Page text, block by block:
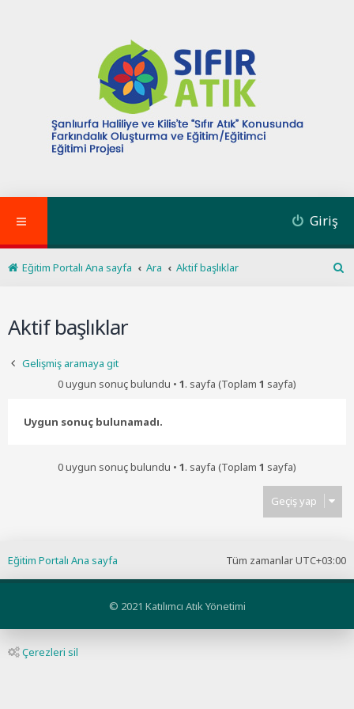
Giriş
Eğitim Portalı Ana sayfa Ara
Aktif başlıklar
Aktif başlıklar
Gelişmiş aramaya git
0 uygun sonuç bulundu • 1. sayfa (Toplam 1 sayfa)
Uygun sonuç bulunamadı.
0 uygun sonuç bulundu • 1. sayfa (Toplam 1 sayfa)
Geçiş yap
Tüm zamanlarUTC+03:00
Eğitim Portalı Ana sayfa
© 2021 Katılımcı Atık Yönetimi
Çerezleri sil